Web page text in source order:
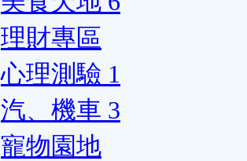
理財專區
心理測驗 1
汽、機車 3
寵物園地